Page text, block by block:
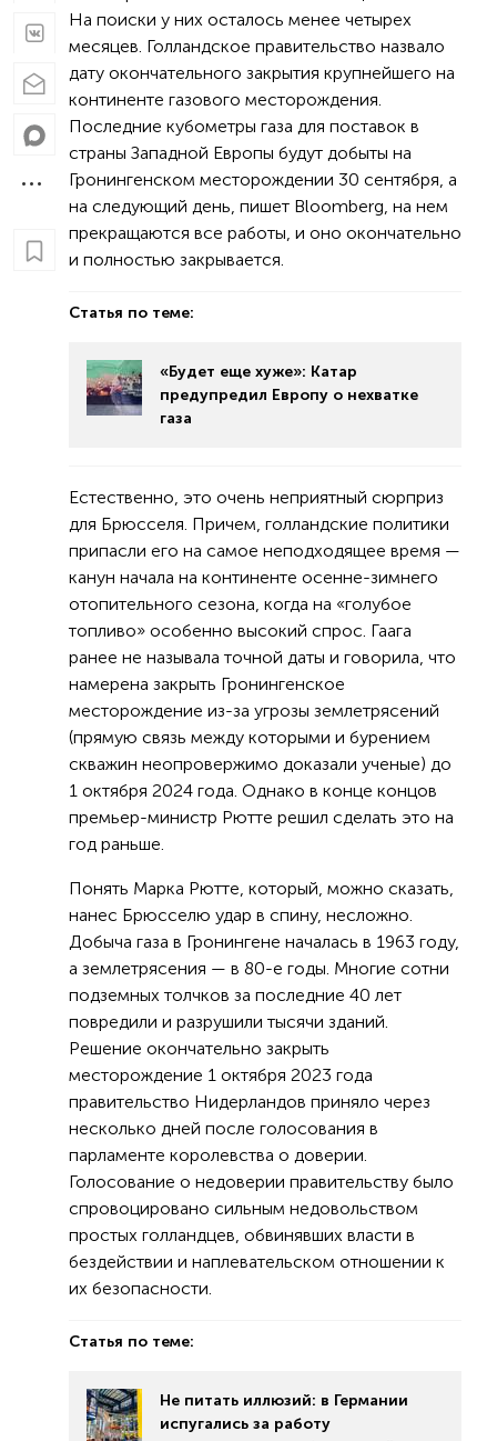
На поиски у них осталось менее четырех
месяцев. Голландское правительство назвало
дату окончательного закрытия крупнейшего на
континенте газового месторождения.
Последние кубометры газа для поставок в
страны Западной Европы будут добыты на
Гронингенском месторождении 30 сентября, а
на следующий день, пишет Bloomberg, на нем
прекращаются все работы, и оно окончательно
и полностью закрывается.
Статья по теме:
«Будет еще хуже»: Катар
предупредил Европу о нехватке
газа
Естественно, это очень неприятный сюрприз
для Брюсселя. Причем, голландские политики
припасли его на самое неподходящее время —
канун начала на континенте осенне-зимнего
отопительного сезона, когда на «голубое
топливо» особенно высокий спрос. Гаага
ранее не называла точной даты и говорила, что
намерена закрыть Гронингенское
месторождение из-за угрозы землетрясений
(прямую связь между которыми и бурением
скважин неопровержимо доказали ученые) до
1 октября 2024 года. Однако в конце концов
премьер-министр Рютте решил сделать это на
год раньше.
Понять Марка Рютте, который, можно сказать,
нанес Брюсселю удар в спину, несложно.
Добыча газа в Гронингене началась в 1963 году,
а землетрясения — в 80-е годы. Многие сотни
подземных толчков за последние 40 лет
повредили и разрушили тысячи зданий.
Решение окончательно закрыть
месторождение 1 октября 2023 года
правительство Нидерландов приняло через
несколько дней после голосования в
парламенте королевства о доверии.
Голосование о недоверии правительству было
спровоцировано сильным недовольством
простых голландцев, обвинявших власти в
бездействии и наплевательском отношении к
их безопасности.
Статья по теме:
Не питать иллюзий: в Германии
испугались за работу